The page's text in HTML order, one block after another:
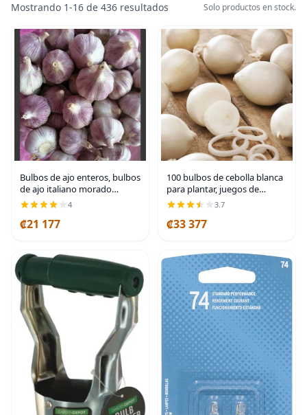
Mostrando 1-16 de 436 resultados Solo productos en stock.
Bulbos de ajo enteros, bulbos
de ajo italiano morado
temprano, 16 onzas de ajo,
este ajo está listo para comer
o plantar, frijoles fríos N
4
₡21 177
100 bulbos de cebolla blanca
para plantar, juegos de
cebolla semillas frescas para
cultivar
3.7
₡33 377